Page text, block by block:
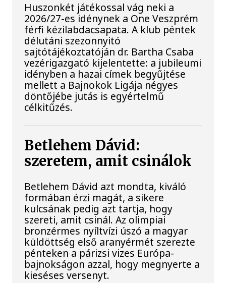
Huszonkét játékossal vág neki a
2026/27-es idénynek a One Veszprém
férfi kézilabdacsapata. A klub péntek
délutáni szezonnyitó
sajtótájékoztatóján dr. Bartha Csaba
vezérigazgató kijelentette: a jubileumi
idényben a hazai címek begyűjtése
mellett a Bajnokok Ligája négyes
döntőjébe jutás is egyértelmű
célkitűzés.
Betlehem Dávid:
szeretem, amit csinálok
Betlehem Dávid azt mondta, kiváló
formában érzi magát, a sikere
kulcsának pedig azt tartja, hogy
szereti, amit csinál. Az olimpiai
bronzérmes nyíltvízi úszó a magyar
küldöttség első aranyérmét szerezte
pénteken a párizsi vizes Európa-
bajnokságon azzal, hogy megnyerte a
kieséses versenyt.